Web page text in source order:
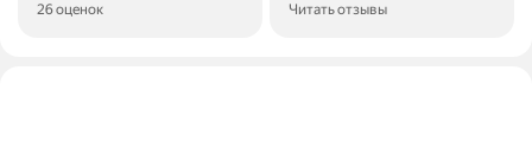
26 оценок Читать отзывы